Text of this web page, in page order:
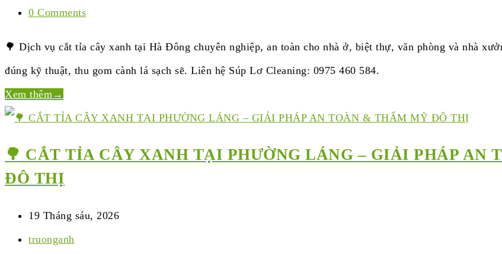
0 Comments
🌳 Dịch vụ cắt tỉa cây xanh tại Hà Đông chuyên nghiệp, an toàn cho nhà ở, biệt thự, văn phòng và nhà
đúng kỹ thuật, thu gom cành lá sạch sẽ. Liên hệ Súp Lơ Cleaning: 0975 460 584.
Xem thêm→
🌳 CẮT TỈA CÂY XANH TẠI PHƯỜNG LÁNG – GIẢI PHÁP AN
ĐÔ THỊ
19 Tháng sáu, 2026
truonganh